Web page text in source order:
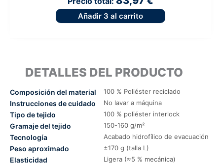
Añadir 3 al carrito
DETALLES DEL PRODUCTO
Composición del material 100 % Poliéster reciclado
Instrucciones de cuidado No lavar a máquina
Tipo de tejido 100 % poliéster interlock
Gramaje del tejido 150-160 g/m²
Tecnología Acabado hidrofílico de evacuación
Peso aproximado ±170 g (talla L)
Elasticidad Ligera (≈5 % mecánica)